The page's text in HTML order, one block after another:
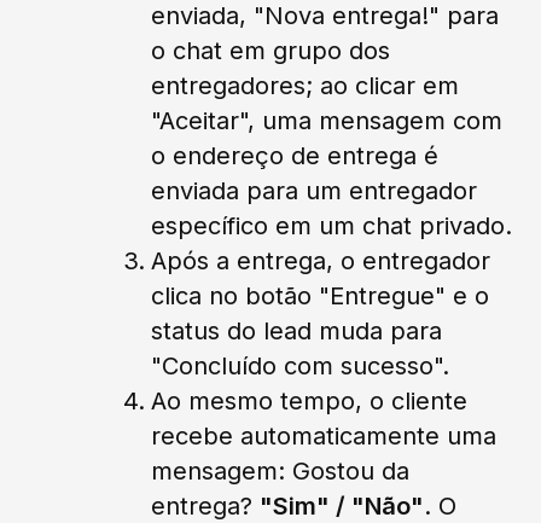
enviada, "Nova entrega!" para
o chat em grupo dos
entregadores; ao clicar em
"Aceitar", uma mensagem com
o endereço de entrega é
enviada para um entregador
específico em um chat privado.
Após a entrega, o entregador
clica no botão "Entregue" e o
status do lead muda para
"Concluído com sucesso".
Ao mesmo tempo, o cliente
recebe automaticamente uma
mensagem: Gostou da
entrega? "Sim" / "Não". O